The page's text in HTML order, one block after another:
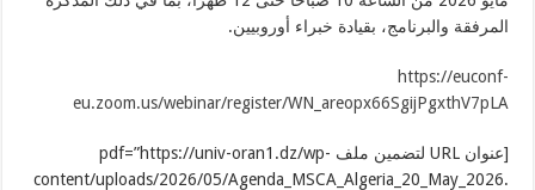
المرفقة والبرنامج، بقيادة خبراء أوروبيين.
https://euconf-
eu.zoom.us/webinar/register/WN_areopx66SgijPgxthV7pLA
[عنوان URL لتضمين ملف pdf=”https://univ-oran1.dz/wp-
content/uploads/2026/05/Agenda_MSCA_Algeria_20_May_2026.